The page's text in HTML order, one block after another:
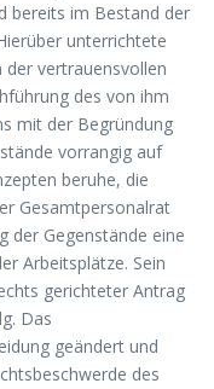
bereits im Bestand der
unterrichtete
vertrauensvollen
des von ihm
mit der Begründung
vorrangig auf
beruhe, die
Gesamtpersonalrat
der Gegenstände eine
Arbeitsplätze. Sein
gerichteter Antrag
Das
geändert und
des